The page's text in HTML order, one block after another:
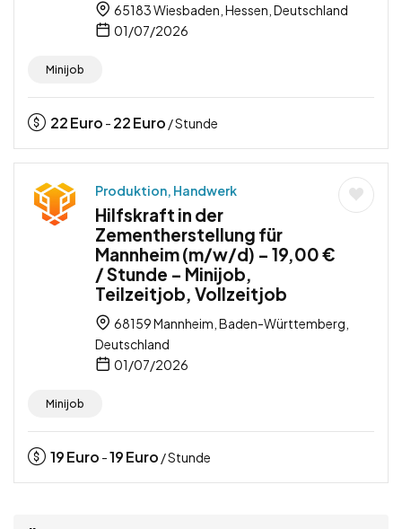
65183 Wiesbaden, Hessen, Deutschland
01/07/2026
Minijob
22Euro - 22Euro / Stunde
Produktion, Handwerk
Hilfskraft in der
Zementherstellung für
Mannheim (m/w/d) – 19,00 €
/ Stunde – Minijob,
Teilzeitjob, Vollzeitjob
68159 Mannheim, Baden-Württemberg,
Deutschland
01/07/2026
Minijob
19Euro -19Euro / Stunde